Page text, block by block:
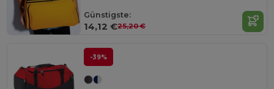
Günstigste:
14,12 €25,20 €
-39%